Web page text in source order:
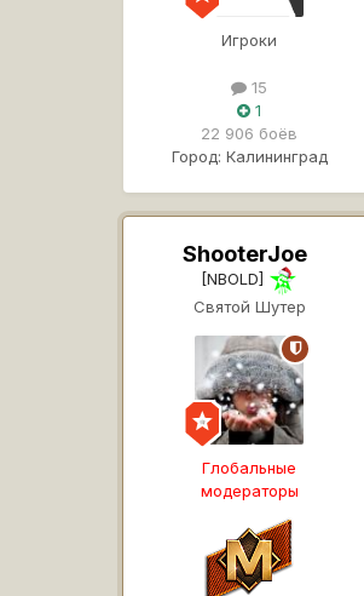
Игроки
15
1
22 906 боёв
Город: Калининград
ShooterJoe
[NBOLD]
Святой Шутер
Глобальные
модераторы